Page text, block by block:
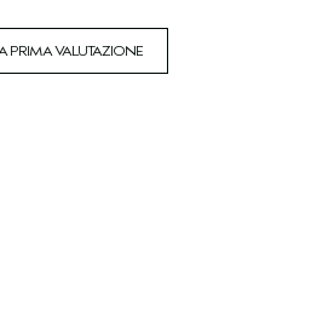
PRIMA VALUTAZIONE